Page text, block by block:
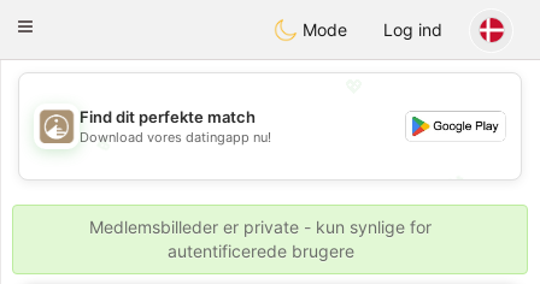
ahebik
Toggle
Mode Log ind
💖
💕
💕
Find dit perfekte match
Download vores datingapp nu!
Medlemsbilleder er private - kun synlige for
autentificerede brugere